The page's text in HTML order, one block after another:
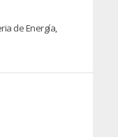
de Energía,